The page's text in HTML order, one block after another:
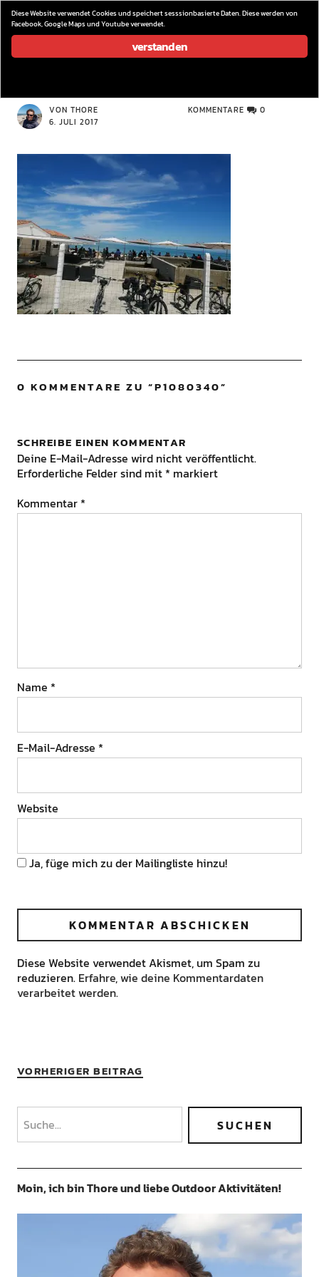
wieder los…
VON THORE
6. JULI 2017
KOMMENTARE 0
0 KOMMENTARE ZU “P1080340”
SCHREIBE EINEN KOMMENTAR
Deine E-Mail-Adresse wird nicht veröffentlicht.
Erforderliche Felder sind mit * markiert
Kommentar *
Name *
E-Mail-Adresse *
Website
Ja, füge mich zu der Mailingliste hinzu!
Diese Website verwendet Akismet, um Spam zu
reduzieren. Erfahre, wie deine Kommentardaten
verarbeitet werden.
VORHERIGER BEITRAG
Moin, ich bin Thore und liebe Outdoor Aktivitäten!
Diese Website verwendet Cookies und speichert sesssionbasierte Daten. Diese werden von
Facebook, Google Maps und Youtube verwendet.
verstanden